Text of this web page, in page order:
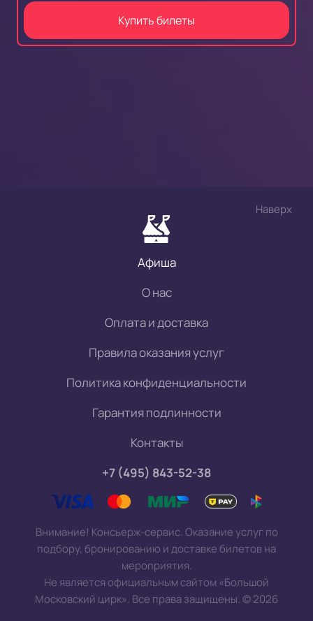
Купить билеты
Наверх
Афиша
О нас
Оплата и доставка
Правила оказания услуг
Политика конфиденциальности
Гарантия подлинности
Контакты
+7 (495) 843-52-38
Внимание! Консьерж-сервис. Оказание услуг по
подбору, бронированию и доставке билетов на
мероприятия.
Не является официальным сайтом «Большой
Московский цирк». Все права защищены.©2026